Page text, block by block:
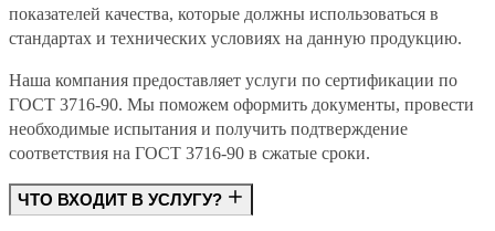
показателей качества, которые должны использоваться в
стандартах и технических условиях на данную продукцию.
Наша компания предоставляет услуги по сертификации по
ГОСТ 3716-90. Мы поможем оформить документы, провести
необходимые испытания и получить подтверждение
соответствия на ГОСТ 3716-90 в сжатые сроки.
ЧТО ВХОДИТ В УСЛУГУ?